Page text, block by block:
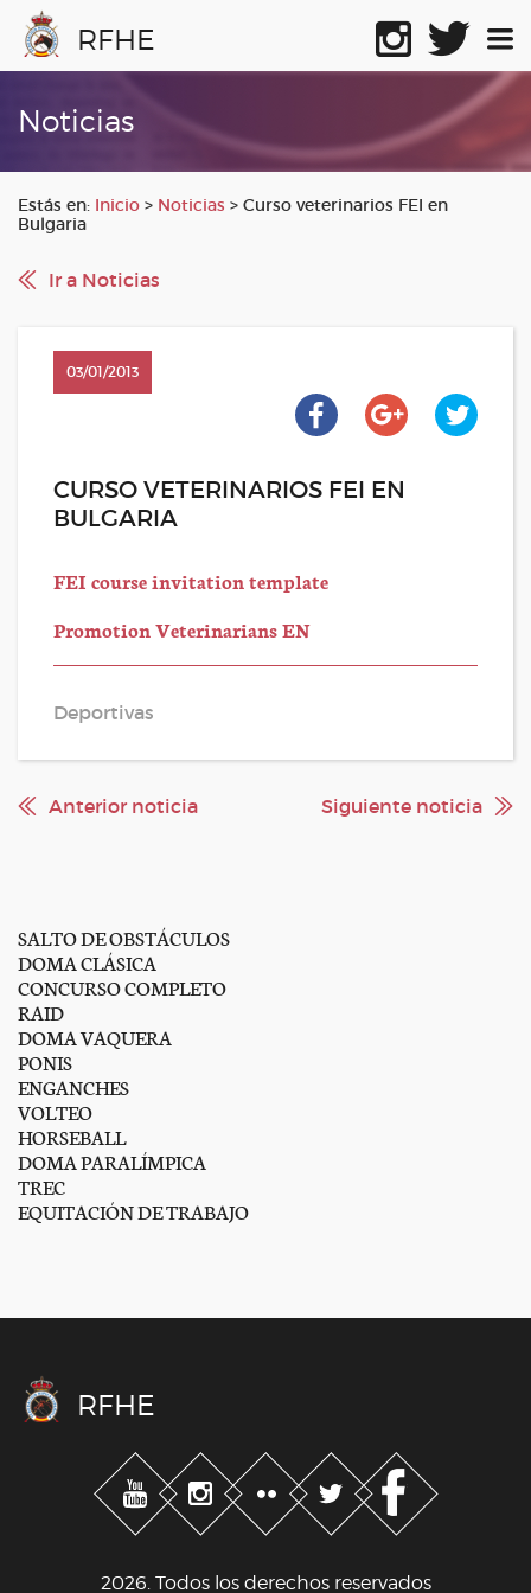
RFHE
Noticias
Estás en: Inicio > Noticias > Curso veterinarios FEI en
Bulgaria
Ir a Noticias
03/01/2013
CURSO VETERINARIOS FEI EN
BULGARIA
FEI course invitation template
Promotion Veterinarians EN
Deportivas
Anterior noticia Siguiente noticia
SALTO DE OBSTÁCULOS
DOMA CLÁSICA
CONCURSO COMPLETO
RAID
DOMA VAQUERA
PONIS
ENGANCHES
VOLTEO
HORSEBALL
DOMA PARALÍMPICA
TREC
EQUITACIÓN DE TRABAJO
RFHE
2026. Todos los derechos reservados